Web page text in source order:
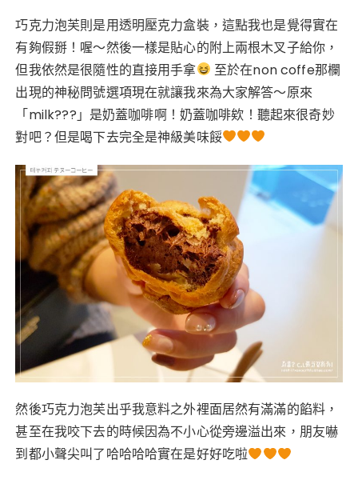
巧克力泡芙則是用透明壓克力盒裝，這點我也是覺得實在
有夠假掰！喔～然後一樣是貼心的附上兩根木叉子給你，
但我依然是很隨性的直接用手拿
至於在non coffe那欄
出現的神秘問號選項現在就讓我來為大家解答～原來
「milk???」是奶蓋咖啡啊！奶蓋咖啡欸！聽起來很奇妙
對吧？但是喝下去完全是神級美味餒
然後巧克力泡芙出乎我意料之外裡面居然有滿滿的餡料，
甚至在我咬下去的時候因為不小心從旁邊溢出來，朋友嚇
到都小聲尖叫了哈哈哈哈實在是好好吃啦